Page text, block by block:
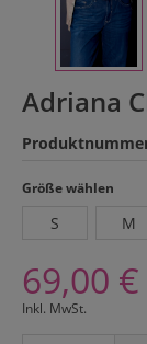
Adriana
Größe wählen
S
M
69,00 €
Inkl. MwSt.